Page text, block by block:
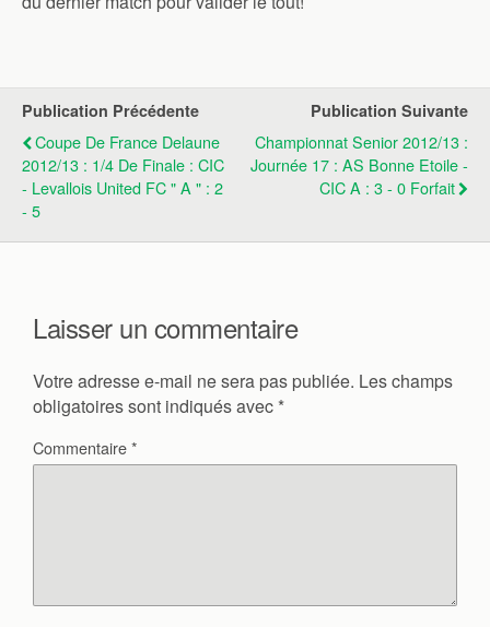
Publication Précédente
Coupe De France Delaune
2012/13 : 1/4 De Finale : CIC
- Levallois United FC " A " : 2
- 5
Publication Suivante
Championnat Senior 2012/13 :
Journée 17 : AS Bonne Etoile -
CIC A : 3 - 0 Forfait
Laisser un commentaire
Votre adresse e-mail ne sera pas publiée. Les champs
obligatoires sont indiqués avec *
Commentaire*